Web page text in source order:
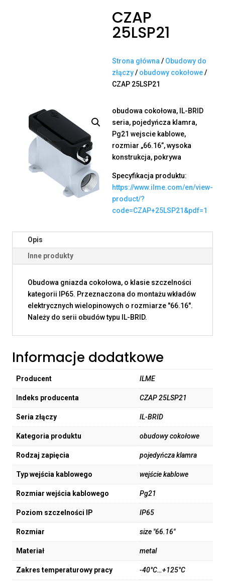
CZAP
25LSP21
Strona główna / Obudowy do
złączy/ obudowy cokołowe/
CZAP 25LSP21
obudowa cokołowa, IL-BRID
seria, pojedyńcza klamra,
Pg21 wejscie kablowe,
rozmiar „66.16”, wysoka
konstrukcja, pokrywa
Specyfikacja produktu:
https://www.ilme.com/en/view-
product/?
code=CZAP+25LSP21&pdf=1
Opis
Inne produkty
Obudowa gniazda cokołowa, o klasie szczelności
kategorii IP65. Przeznaczona do montażu wkładów
elektrycznych wielopinowych o rozmiarze "66.16".
Należy do serii obudów typu IL-BRID.
Informacje dodatkowe
Producent ILME
Indeks producenta CZAP 25LSP21
Seria złączy IL-BRID
Kategoria produktu obudowy cokołowe
Rodzaj zapięcia pojedyńcza klamra
Typ wejścia kablowego wejście kablowe
Rozmiar wejścia kablowego Pg21
Poziom szczelności IP IP65
Rozmiar size "66.16"
Materiał metal
Zakres temperaturowy pracy -40°C…+125°C